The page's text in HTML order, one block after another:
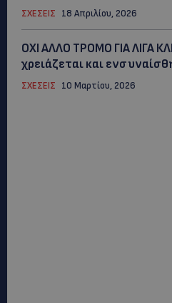
ΣΧΕΣΕΙΣ 18 Απριλίου, 2026
ΟΧΙ ΑΛΛΟ ΤΡΟΜΟ ΓΙΑ ΛΙΓΑ
χρειάζεται και
ΣΧΕΣΕΙΣ 10 Μαρτίου, 2026